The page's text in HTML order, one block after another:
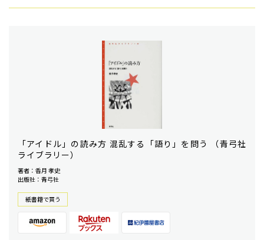
「アイドル」の読み方 混乱する「語り」を問う （青弓社
ライブラリー）
著者：香月 孝史
出版社：青弓社
紙書籍で買う